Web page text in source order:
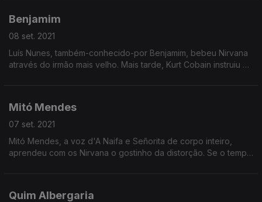
Benjamim
08 set. 2021
Luís Nunes, também-conhecido-por Benjamim, bebeu Nirvana
através do irmão mais velho. Mais tarde, Kurt Cobain instruiu a
Mitó Mendes
07 set. 2021
Mitó Mendes, a voz d'A Naifa e Señorita de corpo inteiro,
aprendeu com os Nirvana o gostinho da distorção. Se o tempo
Quim Albergaria